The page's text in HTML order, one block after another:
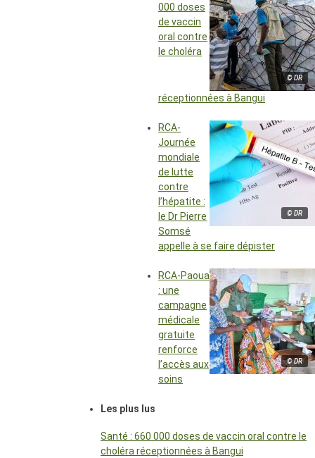
© DR
000 doses
de vaccin
oral contre
le choléra
réceptionnées à Bangui
© DR
RCA-
Journée
mondiale
de lutte
contre
l’hépatite :
le Dr Pierre
Somsé
appelle à se faire dépister
© DR
RCA-Paoua
: une
campagne
médicale
gratuite
renforce
l’accès aux
soins
Les plus lus
Santé : 660 000 doses de vaccin oral contre le
choléra réceptionnées à Bangui